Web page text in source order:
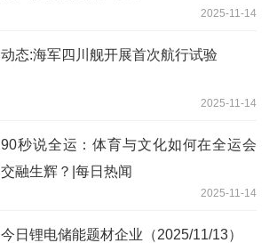
2025-11-14
动态:海军四川舰开展首次航行试验
2025-11-14
90秒说全运：体育与文化如何在全运会
交融生辉？|每日热闻
2025-11-14
今日锂电储能题材企业（2025/11/13）